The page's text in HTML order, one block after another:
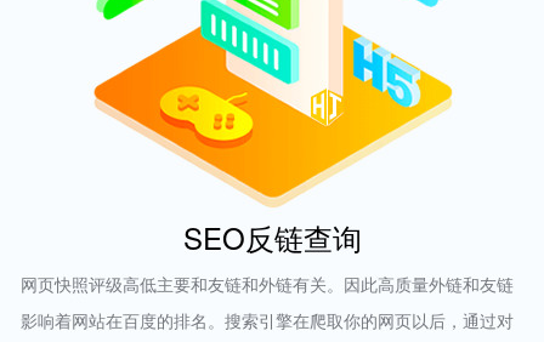
SEO反链查询
网页快照评级高低主要和友链和外链有关。因此高质量外链和友链
影响着网站在百度的排名。搜索引擎在爬取你的网页以后，通过对